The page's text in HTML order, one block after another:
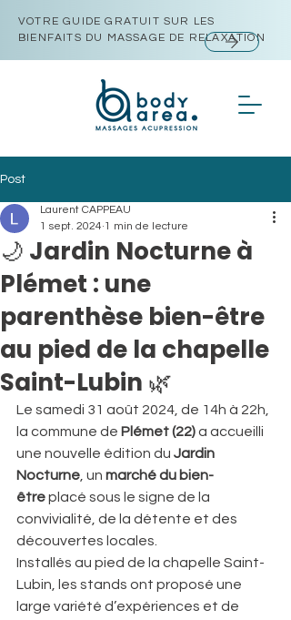
VOTRE GUIDE GRATUIT SUR LES
BIENFAITS DU MASSAGE DE RELAXATION
Post
🌙 Jardin Nocturne à
Plémet : une
parenthèse bien-être
au pied de la chapelle
Saint-Lubin 🌿
Laurent CAPPEAU
1 sept. 2024 1 min de lecture
Le samedi 31 août 2024, de 14h à 22h,
la commune de Plémet (22) a accueilli
une nouvelle édition du Jardin
Nocturne , un marché du bien-
être placé sous le signe de la
convivialité, de la détente et des
découvertes locales.
Installés au pied de la chapelle Saint-
Lubin, les stands ont proposé une
large variété d’expériences et de